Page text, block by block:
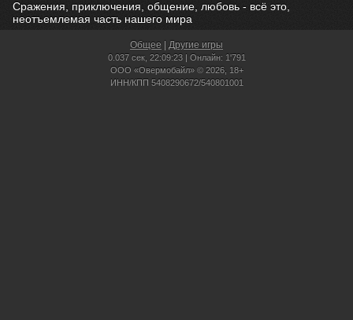
Сражения, приключения, общение, любовь - всё это,
неотъемлемая часть нашего мира
Общее Другие игры
0.037 сек, 22:09:23 | Онлайн: 1'791
ООО «Овермобайл» © 2026, 18+
ИНН/КПП 5408290672/540801001